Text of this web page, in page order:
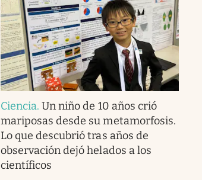
Ciencia.Un niño de 10 años crió
mariposas desde su metamorfosis.
Lo que descubrió tras años de
observación dejó helados a los
científicos